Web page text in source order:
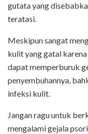
gutata yang
teratasi.
Meskipun sangat
kulit yang gatal
dapat memperburuk
penyembuhannya,
infeksi kulit.
Jangan ragu untuk
mengalami gejala